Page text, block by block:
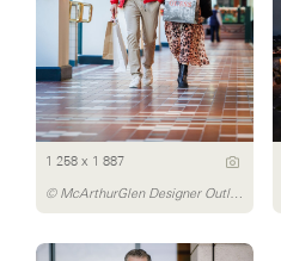
1 258 x 1 887
© McArthurGlen Designer Outlet Salzburg/neonwave.studio